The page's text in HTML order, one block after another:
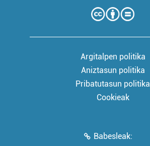
Argitalpen politika
Aniztasun politika
Pribatutasun politika
Cookieak
Babesleak: